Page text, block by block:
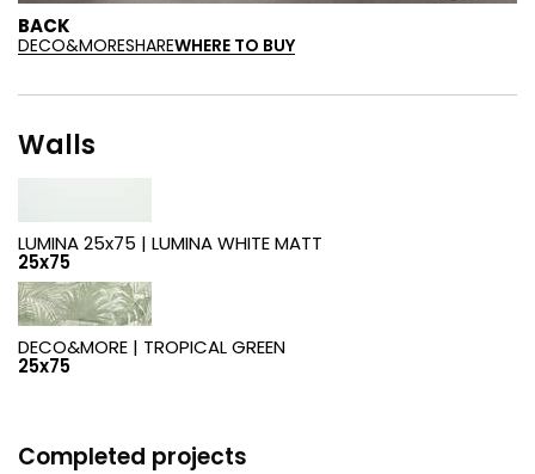
BACK
DECO&MORESHAREWHERE TO BUY
Walls
LUMINA 25x75 | LUMINA WHITE MATT
25x75
DECO&MORE | TROPICAL GREEN
25x75
Completed projects